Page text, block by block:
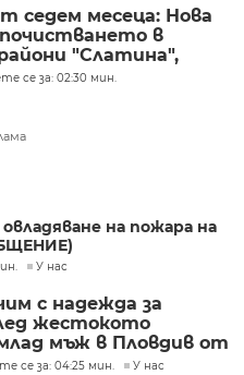
седем месеца: Нова
в
"Слатина",
се за: 02:30 мин.
на пожара на
У нас
с надежда за
жестокото
мъж в Пловдив от
се за: 04:25 мин. У нас